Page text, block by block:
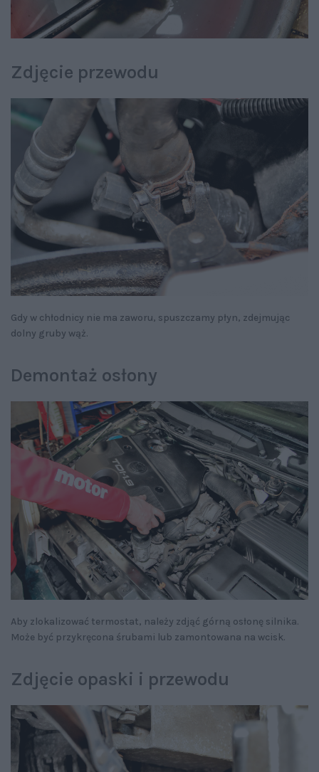
Zdjęcie przewodu
Gdy w chłodnicy nie ma zaworu, spuszczamy płyn, zdejmując
dolny gruby wąż.
Demontaż osłony
Aby zlokalizować termostat, należy zdjąć górną osłonę silnika.
Może być przykręcona śrubami lub zamontowana na wcisk.
Zdjęcie opaski i przewodu